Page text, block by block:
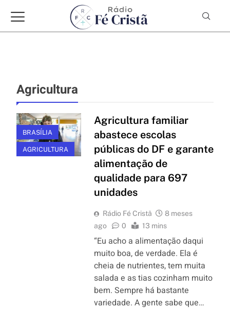
Agricultura
BRASÍLIA
AGRICULTURA
Agricultura familiar
abastece escolas
públicas do DF e garante
alimentação de
qualidade para 697
unidades
Rádio Fé Cristã
8 meses
ago
0 13 mins
“Eu acho a alimentação daqui
muito boa, de verdade. Ela é
cheia de nutrientes, tem muita
salada e as tias cozinham muito
bem. Sempre há bastante
variedade. A gente sabe que…